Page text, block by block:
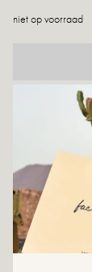
niet op voorraad
Kies voor een
hun
Blauwe kleur
Buitenmateriaal:
Binnenzool: 100%
Buitenzool:
Voering: leer en